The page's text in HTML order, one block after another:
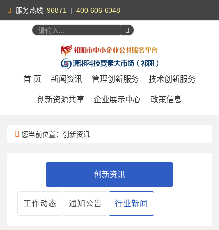
服务热线: 96871 | 400-606-6048
首 页 新闻资讯 管理创新服务 技术创新服务
创新资源共享 企业展示中心 政策信息
您当前位置：创新资讯
创新资讯
工作动态 通知公告 行业新闻